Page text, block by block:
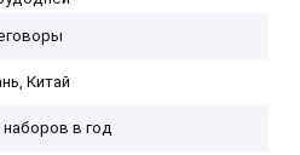
Китай
наборов в год